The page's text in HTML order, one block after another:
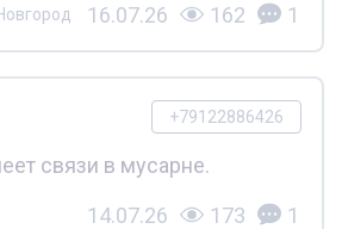
16.07.26 162 1
+79122886426
связи в мусарне.
14.07.26 173 1